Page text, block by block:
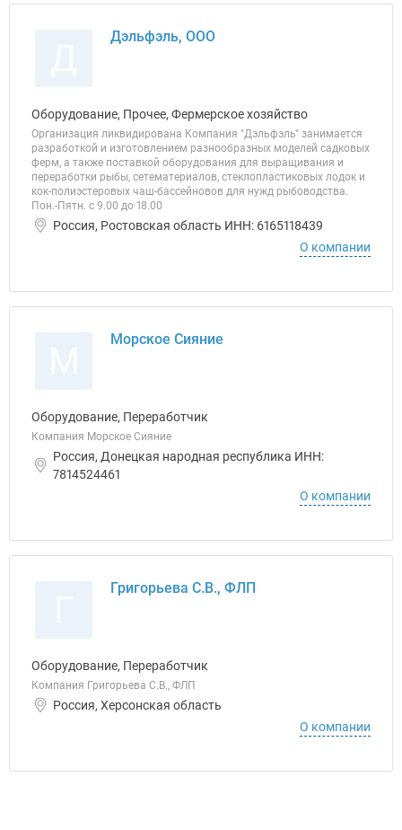
Дэльфэль, ООО
Оборудование, Прочее, Фермерское хозяйство
Организация ликвидирована Компания "Дэльфэль" занимается
разработкой и изготовлением разнообразных моделей садковых
ферм, а также поставкой оборудования для выращивания и
переработки рыбы, сетематериалов, стеклопластиковых лодок и
кок-полиэстеровых чаш-бассейновов для нужд рыбоводства.
Пон.-Пятн. с 9.00 до 18.00
Россия, Ростовская область ИНН: 6165118439
О компании
Морское Сияние
Оборудование, Переработчик
Компания Морское Сияние
Россия, Донецкая народная республика ИНН:
7814524461
О компании
Григорьева С.В., ФЛП
Оборудование, Переработчик
Компания Григорьева С.В., ФЛП
Россия, Херсонская область
О компании